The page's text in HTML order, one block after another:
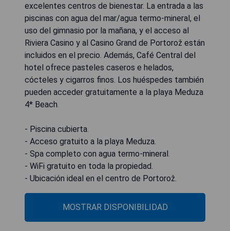
excelentes centros de bienestar. La entrada a las
piscinas con agua del mar/agua termo-mineral, el
uso del gimnasio por la mañana, y el acceso al
Riviera Casino y al Casino Grand de Portorož están
incluidos en el precio. Además, Café Central del
hotel ofrece pasteles caseros e helados,
cócteles y cigarros finos. Los huéspedes también
pueden acceder gratuitamente a la playa Meduza
4* Beach.
- Piscina cubierta.
- Acceso gratuito a la playa Meduza.
- Spa completo con agua termo-mineral.
- WiFi gratuito en toda la propiedad.
- Ubicación ideal en el centro de Portorož.
MOSTRAR DISPONIBILIDAD